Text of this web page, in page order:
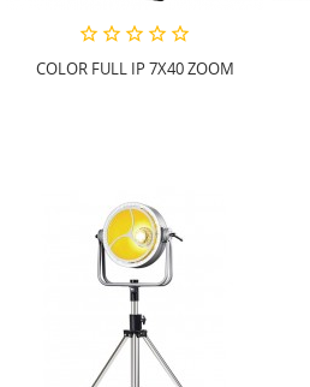
COLOR FULL IP 7X40 ZOOM